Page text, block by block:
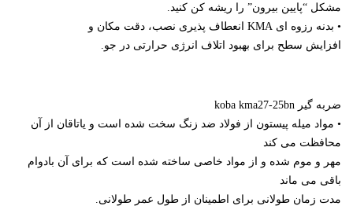
مشکل “پایین بیرون” را ریشه کن کنید.
• بدنه رزوه ای KMA انعطاف پذیری نصب، دقت مکان و
افزایش سطح برای بهبود اتلاف انرژی حرارتی در جو.
ضربه گیر koba kma27-25bn
• مواد میله پیستون از فولاد ضد زنگ سخت شده است و یاتاقان از آن
محافظت می کند
مهر و موم شده و از مواد خاصی ساخته شده است که برای آن بادوام
باقی می ماند
مدت زمان طولانی برای اطمینان از طول عمر طولانی.